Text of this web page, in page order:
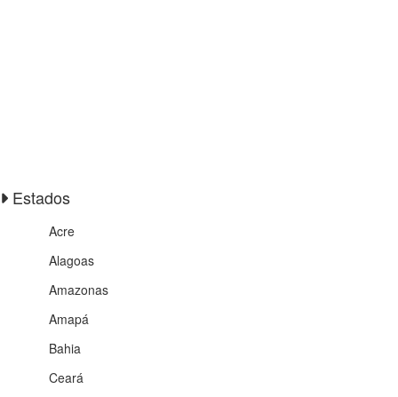
Estados
Acre
Alagoas
Amazonas
Amapá
Bahia
Ceará